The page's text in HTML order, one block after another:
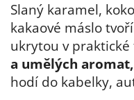
Slaný karamel,
kakaové máslo
ukrytou v praktické
a umělých aromat,
hodí do kabelky,